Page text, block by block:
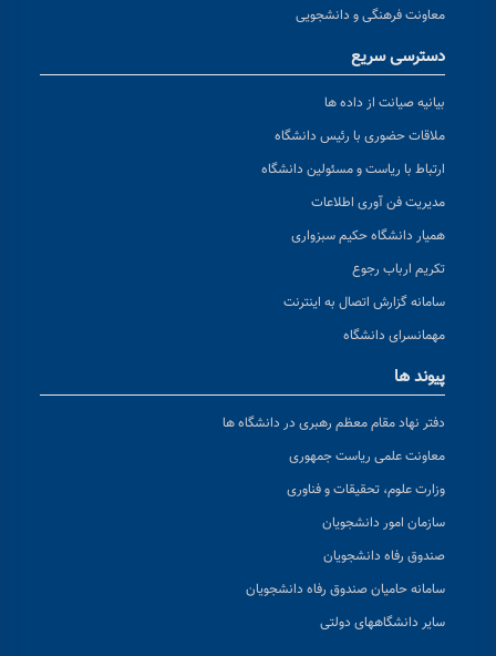
معاونت فرهنگی و دانشجویی
دسترسی سریع
بیانیه صیانت از داده ها
ملاقات حضوری با رئیس دانشگاه
ارتباط با ریاست و مسئولین دانشگاه
مدیریت فن آوری اطلاعات
همیار دانشگاه حکیم سبزواری
تکریم ارباب رجوع
سامانه گزارش اتصال به اینترنت
مهمانسرای دانشگاه
پیوند ها
دفتر نهاد مقام معظم رهبری در دانشگاه ها
معاونت علمی ریاست جمهوری
وزارت علوم، تحقیقات و فناوری
سازمان امور دانشجویان
صندوق رفاه دانشجویان
سامانه حامیان صندوق رفاه دانشجویان
سایر دانشگاههای دولتی